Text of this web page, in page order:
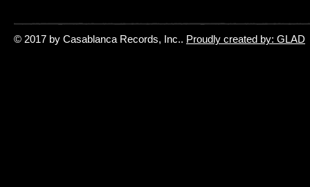
© 2017 by Casablanca Records, Inc.. Proudly created by: GLAD